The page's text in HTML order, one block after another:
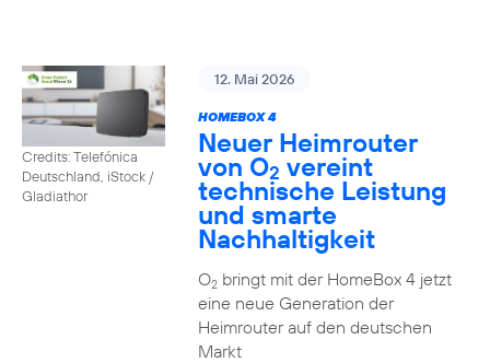
Credits: Telefónica
Deutschland, iStock /
Gladiathor
12. Mai 2026
HOMEBOX 4
Neuer Heimrouter
von O2 vereint
technische Leistung
und smarte
Nachhaltigkeit
O2bringt mit der HomeBox 4 jetzt
eine neue Generation der
Heimrouter auf den deutschen
Markt